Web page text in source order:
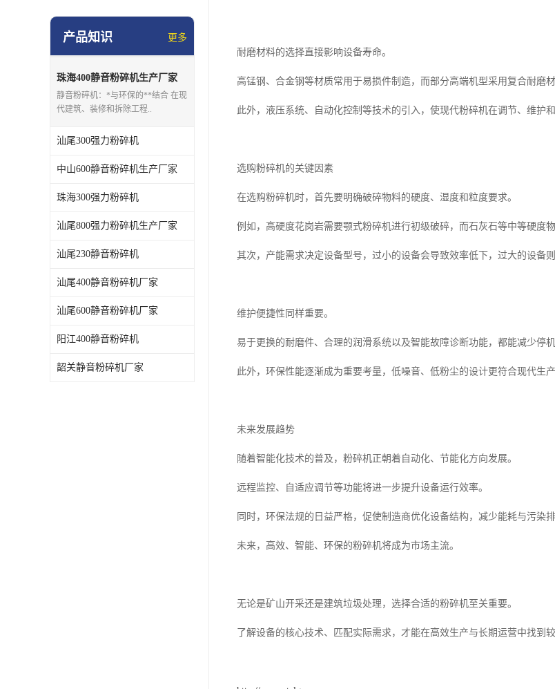
强力粉碎机
产品知识 更多
珠海400静音粉碎机生产厂家
静音粉碎机：*与环保的**结合 在现
代建筑、装修和拆除工程..
汕尾300强力粉碎机
中山600静音粉碎机生产厂家
珠海300强力粉碎机
汕尾800强力粉碎机生产厂家
汕尾230静音粉碎机
汕尾400静音粉碎机厂家
汕尾600静音粉碎机厂家
阳江400静音粉碎机
韶关静音粉碎机厂家
耐磨材料的选择直接影响设备寿命。
高锰钢、合金钢等材质常用于易损件制造，而部分高端机型采用复合耐磨
此外，液压系统、自动化控制等技术的引入，使现代粉碎机在调节、维护
选购粉碎机的关键因素
在选购粉碎机时，首先要明确破碎物料的硬度、湿度和粒度要求。
例如，高硬度花岗岩需要颚式粉碎机进行初级破碎，而石灰石等中等硬度
其次，产能需求决定设备型号，过小的设备会导致效率低下，过大的设备
维护便捷性同样重要。
易于更换的耐磨件、合理的润滑系统以及智能故障诊断功能，都能减少停
此外，环保性能逐渐成为重要考量，低噪音、低粉尘的设计更符合现代生产
未来发展趋势
随着智能化技术的普及，粉碎机正朝着自动化、节能化方向发展。
远程监控、自适应调节等功能将进一步提升设备运行效率。
同时，环保法规的日益严格，促使制造商优化设备结构，减少能耗与污染排
未来，高效、智能、环保的粉碎机将成为市场主流。
无论是矿山开采还是建筑垃圾处理，选择合适的粉碎机至关重要。
了解设备的核心技术、匹配实际需求，才能在高效生产与长期运营中找到较